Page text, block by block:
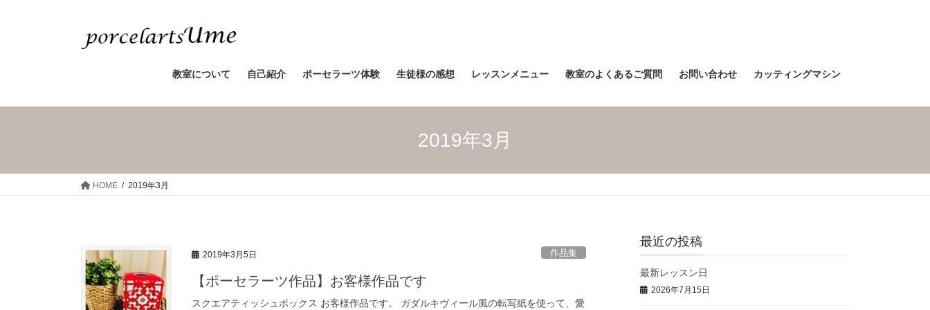
教室について 自己紹介 ポーセラーツ体験 生徒様の感想 レッスンメニュー 教室のよくあるご質問 お問い合わせ カッティングマシン
2019年3月
HOME 2019年3月
2019年3月5日 作品集
【ポーセラーツ作品】お客様作品です
スクエアティッシュボックス お客様作品です。 ガダルキヴィール風の転写紙を使って、愛
最近の投稿
最新レッスン日
2026年7月15日